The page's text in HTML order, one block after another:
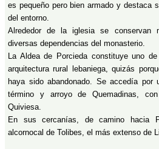
es pequeño pero bien armado y destaca
del entorno.
Alrededor de la iglesia se conservan
diversas dependencias del monasterio.
La Aldea de Porcieda constituye uno
arquitectura rural lebaniega, quizás
haya sido abandonado. Se accedía por
término y arroyo de Quemadinas,
Quiviesa.
En sus cercanías, de camino hacia
alcornocal de Tolibes, el más extenso de